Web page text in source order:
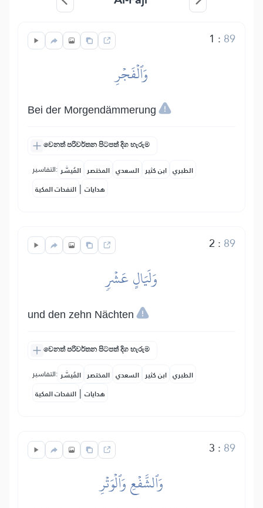
1 : 89
وَٱلۡفَجۡرِ
Bei der Morgendämmerung
වෙනත් පරිවර්තන පිටපත් දිග හැරුම
التفاسير: المُيسَّر المختصر السعدي ابن كثير الطبري
النفحات المكية | هدايات
2 : 89
وَلَيَالٍ عَشۡرٖ
und den zehn Nächten
වෙනත් පරිවර්තන පිටපත් දිග හැරුම
التفاسير: المُيسَّر المختصر السعدي ابن كثير الطبري
النفحات المكية | هدايات
3 : 89
وَٱلشَّفۡعِ وَٱلۡوَتۡرِ